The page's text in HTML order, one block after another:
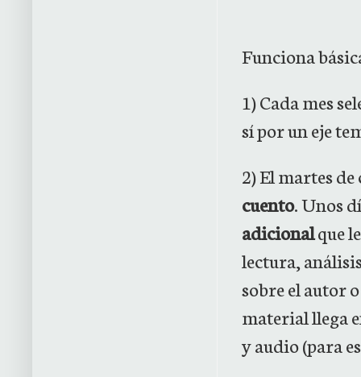
Funciona
1) Cada mes
sí por un eje
2) El martes
cuento. Unos
adicionalque
lectura,
sobre el autor
material llega
y audio(para